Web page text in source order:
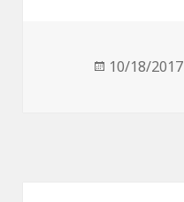
Publié
10/18/2017